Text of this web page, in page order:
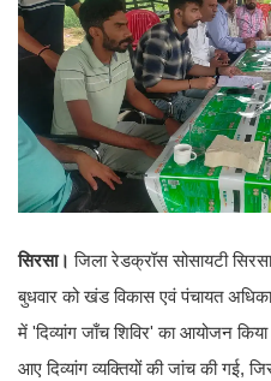
सिरसा। जिला रेडक्रॉस सोसायटी
बुधवार को खंड विकास एवं पंचायत
में 'दिव्यांग जाँच शिविर' का आयोजन
आए दिव्यांग व्यक्तियों की जांच की गई,